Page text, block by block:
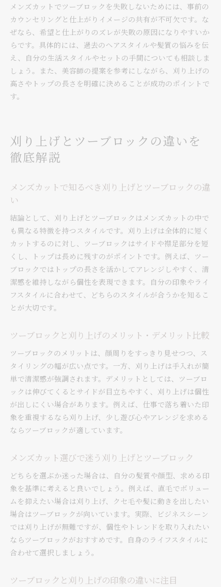
メンズカットでツーブロックを失敗しないためには、事前の
カウンセリングと仕上がりイメージの共有が不可欠です。な
ぜなら、希望と仕上がりのズレが失敗の原因になりやすいか
らです。具体的には、過去のヘアスタイルや髪質の悩みを伝
え、自分の生活スタイルやセットの手間についても相談しま
しょう。また、美容師の提案を参考にしながら、刈り上げの
高さやトップの長さを明確に決めることが成功のポイントで
す。
刈り上げとツーブロックの違いを
徹底解説
メンズカットで知るべき刈り上げとツーブロックの違
い
結論として、刈り上げとツーブロックはメンズカットの中で
も異なる特徴を持つスタイルです。刈り上げは全体的に短く
カットするのに対し、ツーブロックはサイドや襟足部分を短
くし、トップは長めに残すのがポイントです。例えば、ツー
ブロックではトップの長さを活かしてアレンジしやすく、清
潔感を維持しながら個性を表現できます。自分の印象やライ
フスタイルに合わせて、どちらのスタイルが合うかを知るこ
とが大切です。
ツーブロックと刈り上げのメリット・デメリット比較
ツーブロックのメリットは、顔周りをすっきり見せつつ、ス
タイリングの幅が広い点です。一方、刈り上げは手入れが簡
単で清潔感が強調されます。デメリットとしては、ツーブロ
ックは伸びてくるとサイドが目立ちやすく、刈り上げは個性
が出しにくい場合があります。例えば、仕事で落ち着いた印
象を重視するなら刈り上げ、少し遊び心やアレンジを求める
ならツーブロックが適しています。
メンズカット選びで迷う刈り上げとツーブロック
どちらを選ぶか迷った場合は、自分の髪質や顔型、求める印
象を基準に考えると良いでしょう。例えば、直毛でボリュー
ムを抑えたい場合は刈り上げ、クセ毛や髪に動きを出したい
場合はツーブロックが向いています。実際、ビジネスシーン
では刈り上げが無難ですが、個性やトレンドを取り入れたい
ならツーブロックがおすすめです。自身のライフスタイルに
合わせて選択しましょう。
ツーブロックと刈り上げの印象の違いに注目